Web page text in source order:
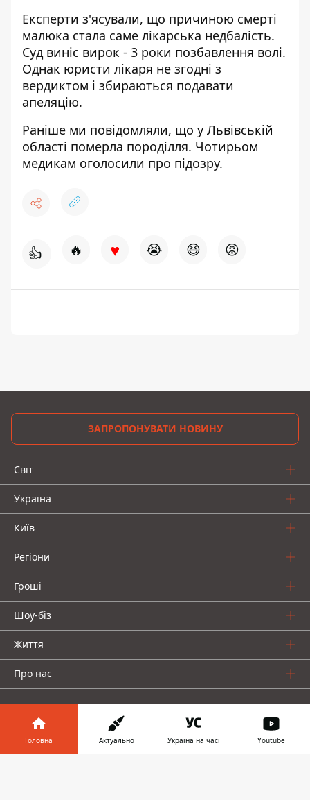
Експерти з'ясували, що причиною смерті
малюка стала саме лікарська недбалість.
Суд виніс вирок - 3 роки позбавлення волі.
Однак юристи лікаря не згодні з
вердиктом і збираються подавати
апеляцію.
Раніше ми повідомляли, що у Львівській
області померла породілля. Чотирьом
медикам оголосили про підозру.
👍 🔥 ♥ 😭 😆 😡
ЗАПРОПОНУВАТИ НОВИНУ
Світ
Україна
Київ
Регіони
Гроші
Шоу-біз
Життя
Про нас
Головна Актуально Україна на часі Youtube